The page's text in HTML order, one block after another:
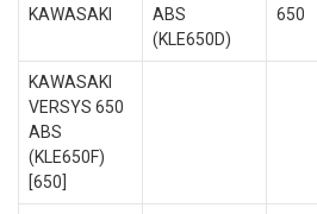
KAWASAKI
ABS
(KLE650D)
650
KAWASAKI
VERSYS 650
ABS
(KLE650F)
[650]